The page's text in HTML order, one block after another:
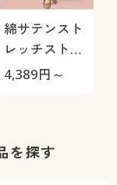
綿サテンスト
レッチストレ
ートパンツ(ヨ
4,389円～
を探す